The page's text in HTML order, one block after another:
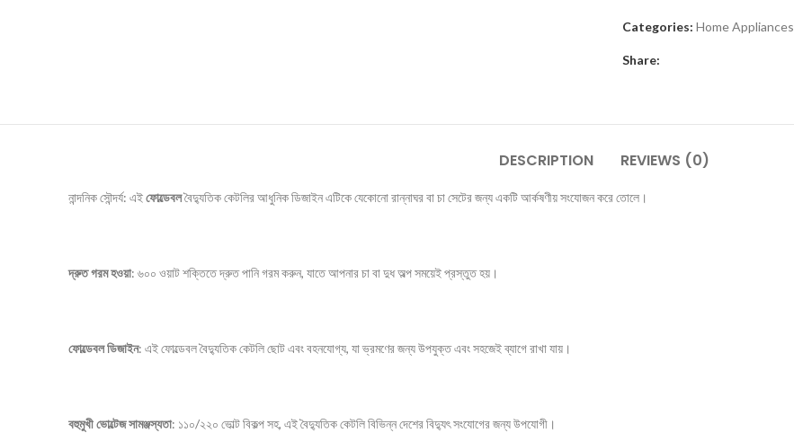
Categories: Home Appliances
Share:
DESCRIPTION REVIEWS (0)
নান্দনিক সৌন্দর্য: এইফোল্ডেবলবৈদ্যুতিক কেটলির আধুনিক ডিজাইন এটিকে যেকোনো রান্নাঘর বা চা সেটের জন্য একটি আর্কষণীয় সংযোজন করে তোলে।
দ্রুত গরম হওয়া: ৬০০ ওয়াট শক্তিতে দ্রুত পানি গরম করুন, যাতে আপনার চা বা দুধ অল্প সময়েই প্রস্তুত হয়।
ফোল্ডেবল ডিজাইন: এই ফোল্ডেবল বৈদ্যুতিক কেটলি ছোট এবং বহনযোগ্য, যা ভ্রমণের জন্য উপযুক্ত এবং সহজেই ব্যাগে রাখা যায়।
বহুমুখী ভোল্টেজ সামঞ্জস্যতা: ১১০/২২০ ভোল্ট বিকল্প সহ, এই বৈদ্যুতিক কেটলি বিভিন্ন দেশের বিদ্যুৎ সংযোগের জন্য উপযোগী।